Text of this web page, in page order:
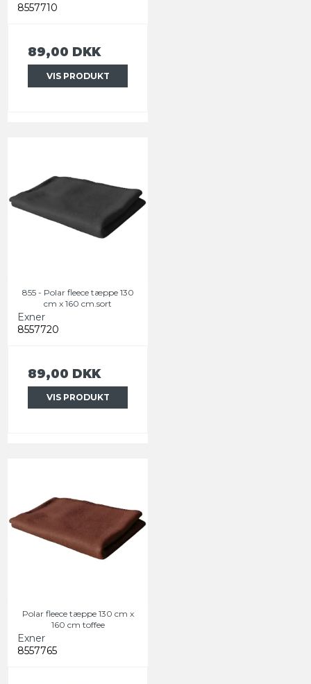
8557710
89,00 DKK
VIS PRODUKT
855 - Polar fleece tæppe 130
cm x 160 cm.sort
Exner
8557720
89,00 DKK
VIS PRODUKT
Polar fleece tæppe 130 cm x
160 cm toffee
Exner
8557765